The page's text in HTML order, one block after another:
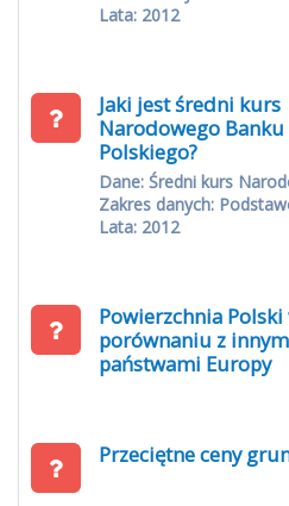
Lata: 2012
Jaki jest średni kurs
Narodowego Banku
Polskiego?
Dane: Średni kurs
Zakres danych:
Lata: 2012
Powierzchnia Polski
porównaniu z
państwami Europy
Przeciętne ceny